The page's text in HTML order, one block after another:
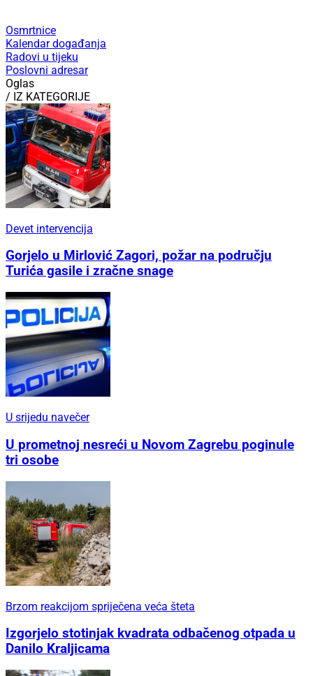
Osmrtnice
Kalendar događanja
Radovi u tijeku
Poslovni adresar
Oglas
/ IZ KATEGORIJE
Devet intervencija
Gorjelo u Mirlović Zagori, požar na području
Turića gasile i zračne snage
U srijedu navečer
U prometnoj nesreći u Novom Zagrebu poginule
tri osobe
Brzom reakcijom spriječena veća šteta
Izgorjelo stotinjak kvadrata odbačenog otpada u
Danilo Kraljicama